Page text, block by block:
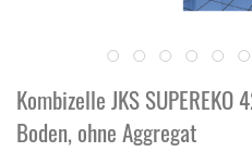
Kombizelle JKS
Boden, ohne Aggregat